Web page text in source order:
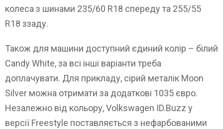
колеса з шинами 235/60 R18 спереду та 255/55
R18 ззаду.
Також для машини доступний єдиний колір – білий
Candy White, за всі інші варіанти треба
доплачувати. Для прикладу, сірий металік Moon
Silver можна отримати за додаткові 1035 євро.
Незалежно від кольору, Volkswagen ID.Buzz у
версії Freestyle поставляється з нефарбованими